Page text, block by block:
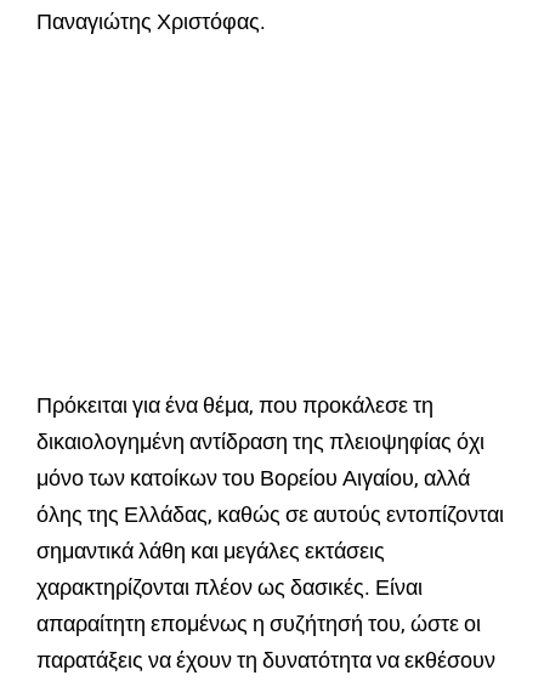
Παναγιώτης Χριστόφας.
Πρόκειται για ένα θέμα, που προκάλεσε τη
δικαιολογημένη αντίδραση της πλειοψηφίας όχι
μόνο των κατοίκων του Βορείου Αιγαίου, αλλά
όλης της Ελλάδας, καθώς σε αυτούς εντοπίζονται
σημαντικά λάθη και μεγάλες εκτάσεις
χαρακτηρίζονται πλέον ως δασικές. Είναι
απαραίτητη επομένως η συζήτησή του, ώστε οι
παρατάξεις να έχουν τη δυνατότητα να εκθέσουν